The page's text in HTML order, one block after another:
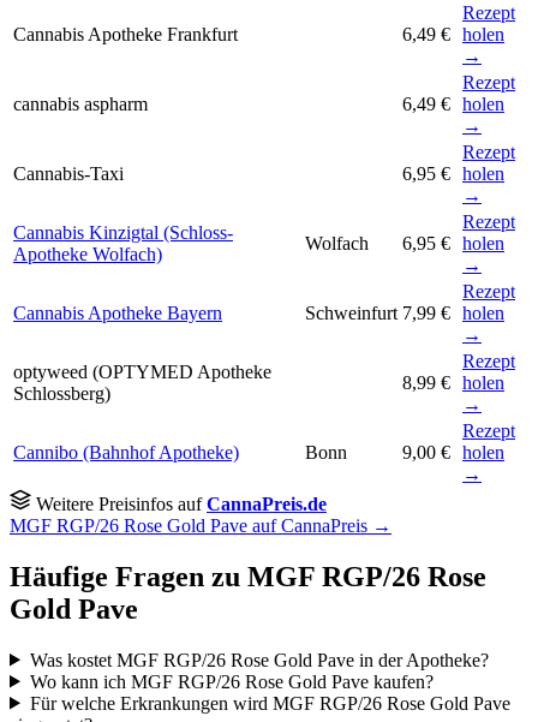
Cannabis Apotheke Frankfurt 6,49 €
Rezept
holen
→
cannabis aspharm 6,49 €
Rezept
holen
→
Cannabis-Taxi 6,95 €
Rezept
holen
→
Cannabis Kinzigtal (Schloss-
Apotheke Wolfach)
Wolfach 6,95 €
Rezept
holen
→
Cannabis Apotheke Bayern Schweinfurt 7,99 €
Rezept
holen
→
optyweed (OPTYMED Apotheke
Schlossberg)
8,99 €
Rezept
holen
→
Cannibo (Bahnhof Apotheke) Bonn 9,00 €
Rezept
holen
→
Weitere Preisinfos aufCannaPreis.de
MGF RGP/26 Rose Gold Pave auf CannaPreis →
Häufige Fragen zu MGF RGP/26 Rose
Gold Pave
Was kostet MGF RGP/26 Rose Gold Pave in der Apotheke?
Wo kann ich MGF RGP/26 Rose Gold Pave kaufen?
Für welche Erkrankungen wird MGF RGP/26 Rose Gold Pave